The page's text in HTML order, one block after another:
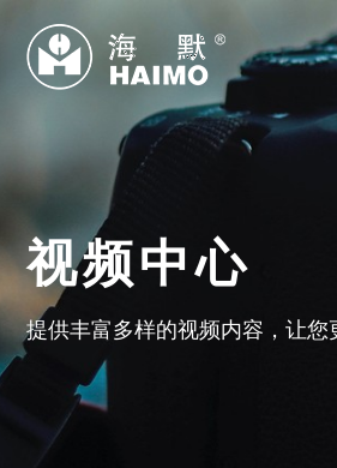
视频中心
提供丰富多样的视频内容，让您